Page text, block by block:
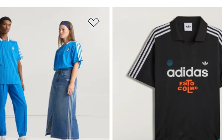
Lägg till på önskelistan